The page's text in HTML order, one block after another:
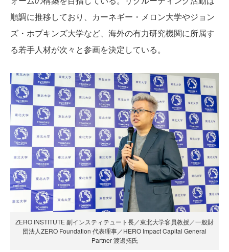
順調に推移しており、カーネギー・メロン大学やジョン
ズ・ホプキンズ大学など、海外の有力研究機関に所属す
る若手人材が次々と参画を決定している。
ZERO INSTITUTE 副インスティテュート長／東北大学客員教授／一般財
団法人ZERO Foundation 代表理事／HERO Impact Capital General
Partner 渡邊拓氏